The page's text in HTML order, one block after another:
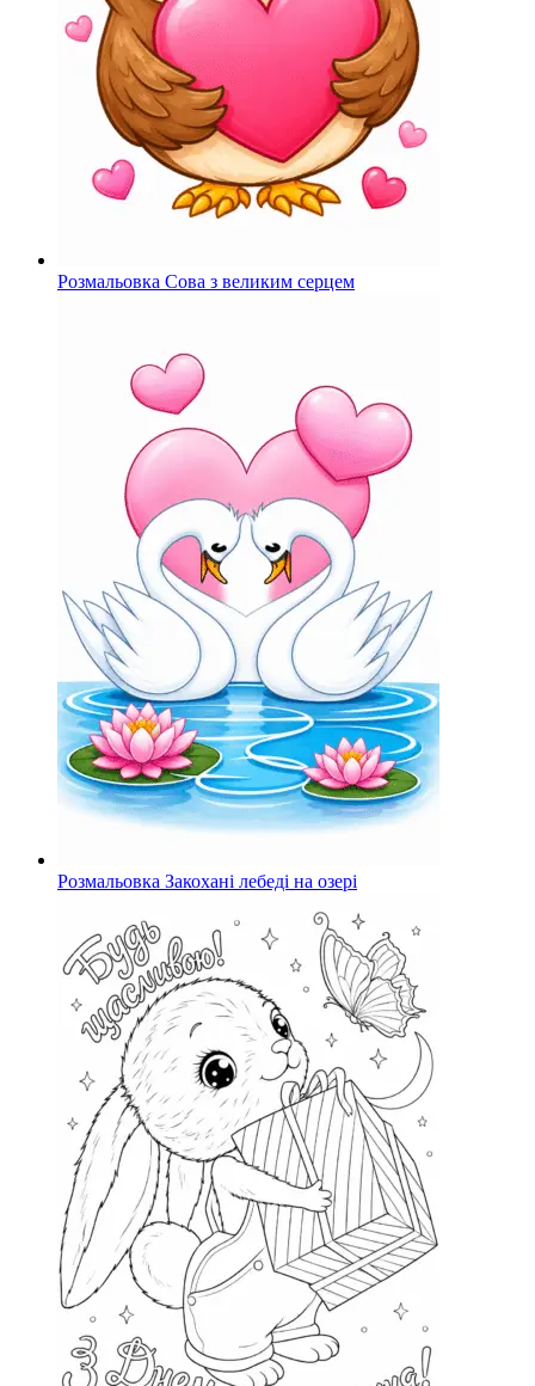
Розмальовка Сова з великим серцем
Розмальовка Закохані лебеді на озері